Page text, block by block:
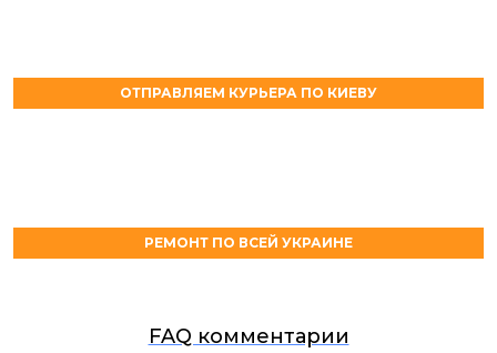
ОТПРАВЛЯЕМ КУРЬЕРА ПО КИЕВУ
РЕМОНТ ПО ВСЕЙ УКРАИНЕ
FAQ комментарии